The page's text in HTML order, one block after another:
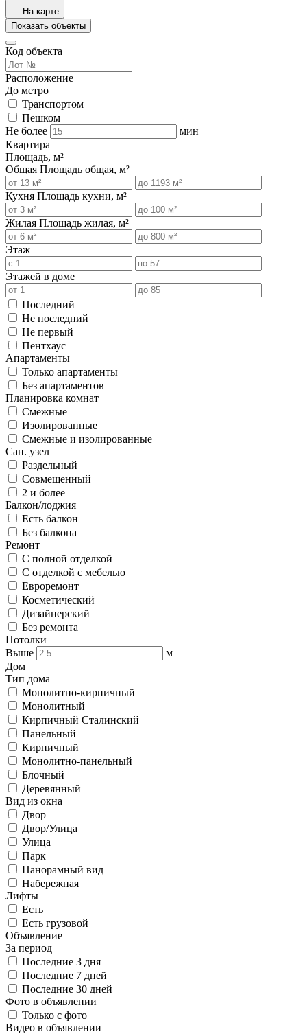
На карте
Показать объекты
Код объекта
Расположение
До метро
Транспортом
Пешком
Не более
мин
Квартира
Площадь, м²
Общая Площадь общая, м²
Кухня Площадь кухни, м²
Жилая Площадь жилая, м²
Этаж
Этажей в доме
Последний
Не последний
Не первый
Пентхаус
Апартаменты
Только апартаменты
Без апартаментов
Планировка комнат
Смежные
Изолированные
Смежные и изолированные
Сан. узел
Раздельный
Совмещенный
2 и более
Балкон/лоджия
Есть балкон
Без балкона
Ремонт
С полной отделкой
С отделкой с мебелью
Евроремонт
Косметический
Дизайнерский
Без ремонта
Потолки
Выше
м
Дом
Тип дома
Монолитно-кирпичный
Монолитный
Кирпичный Сталинский
Панельный
Кирпичный
Монолитно-панельный
Блочный
Деревянный
Вид из окна
Двор
Двор/Улица
Улица
Парк
Панорамный вид
Набережная
Лифты
Есть
Есть грузовой
Объявление
За период
Последние 3 дня
Последние 7 дней
Последние 30 дней
Фото в объявлении
Только с фото
Видео в объявлении